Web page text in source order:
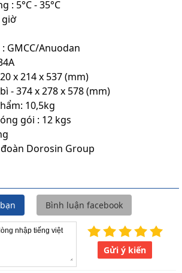
: 5°C - 35°C
giờ
GMCC/Anuodan
x 214 x 537 (mm)
- 374 x 278 x 578 (mm)
10,5kg
gói : 12 kgs
Dorosin Group
Bình luận facebook
Gửi ý kiến